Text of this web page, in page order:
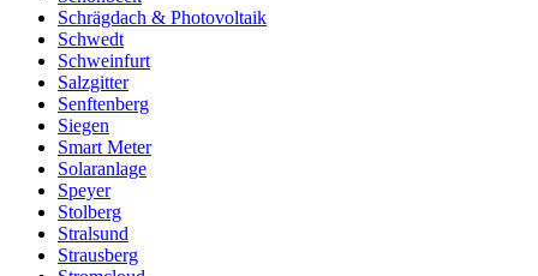
Schrägdach & Photovoltaik
Schwedt
Schweinfurt
Salzgitter
Senftenberg
Siegen
Smart Meter
Solaranlage
Speyer
Stolberg
Stralsund
Strausberg